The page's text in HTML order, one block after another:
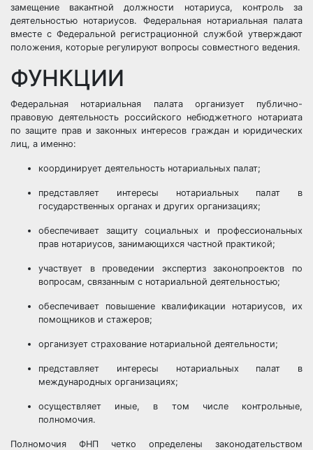
замещение вакантной должности нотариуса, контроль за
деятельностью нотариусов. Федеральная нотариальная палата
вместе с Федеральной регистрационной службой утверждают
положения, которые регулируют вопросы совместного ведения.
ФУНКЦИИ
Федеральная нотариальная палата организует публично-
правовую деятельность российского небюджетного нотариата
по защите прав и законных интересов граждан и юридических
лиц, а именно:
координирует деятельность нотариальных палат;
представляет интересы нотариальных палат в
государственных органах и других организациях;
обеспечивает защиту социальных и профессиональных
прав нотариусов, занимающихся частной практикой;
участвует в проведении экспертиз законопроектов по
вопросам, связанным с нотариальной деятельностью;
обеспечивает повышение квалификации нотариусов, их
помощников и стажеров;
организует страхование нотариальной деятельности;
представляет интересы нотариальных палат в
международных организациях;
осуществляет иные, в том числе контрольные,
полномочия.
Полномочия ФНП четко определены законодательством